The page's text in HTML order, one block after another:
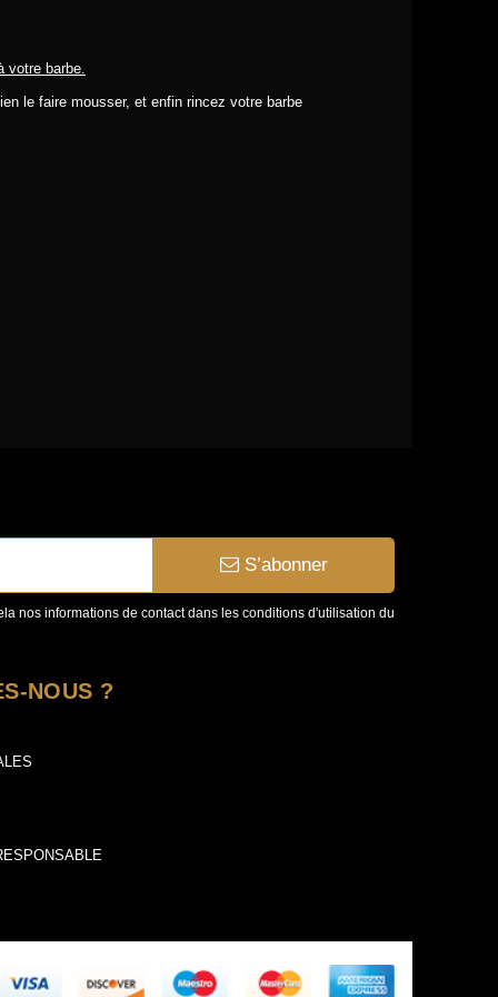
votre barbe.
le faire mousser, et enfin rincez votre barbe
S’abonner
nos informations de contact dans les conditions d'utilisation du
NOUS ?